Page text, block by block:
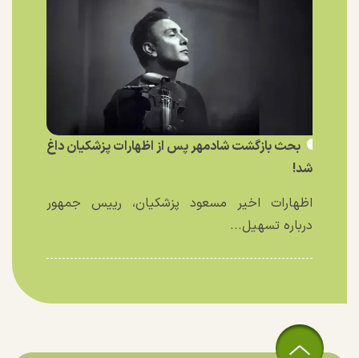
بحث بازگشت شادمهر پس از اظهارات پزشکیان داغ
شد!
اظهارات اخیر مسعود پزشکیان، رییس جمهور
درباره تسهیل...